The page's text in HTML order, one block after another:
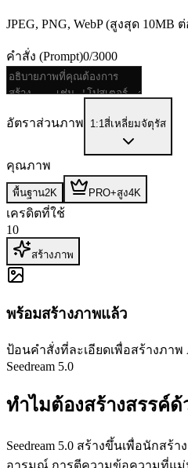
JPEG, PNG, WebP (สูงสุด 10MB
คำสั่ง (Prompt)0/3000
อัตราส่วนภาพ 1:1สี่เหลี่ยมจัตุรัส
คุณภาพ
พื้นฐาน2K PRO+สูง4K
เครดิตที่ใช้
10
สร้างภาพ
พร้อมสร้างภาพแล้ว
ป้อนคำสั่งที่ละเอียดเพื่อสร้างภา
Seedream 5.0
ทำไมต้องสร้างสรรค์ด้
Seedream 5.0 สร้างขึ้นเพื่อนักส
อารมณ์ การตีความข้อความที่แม่